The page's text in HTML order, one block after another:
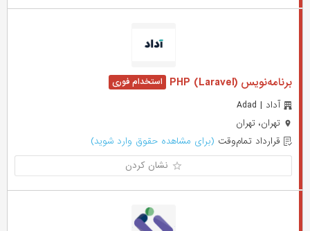
برنامه‌نویس (PHP (Laravel
آداد | Adad
تهران، تهران
قرارداد تمام‌وقت (برای مشاهده حقوق وارد شوید)
نشان کردن